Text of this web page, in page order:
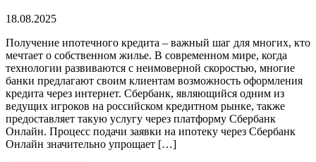
18.08.2025
Получение ипотечного кредита – важный шаг для многих, кто
мечтает о собственном жилье. В современном мире, когда
технологии развиваются с неимоверной скоростью, многие
банки предлагают своим клиентам возможность оформления
кредита через интернет. Сбербанк, являющийся одним из
ведущих игроков на российском кредитном рынке, также
предоставляет такую услугу через платформу Сбербанк
Онлайн. Процесс подачи заявки на ипотеку через Сбербанк
Онлайн значительно упрощает […]